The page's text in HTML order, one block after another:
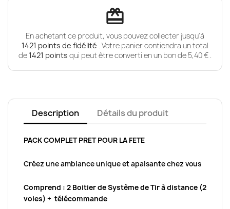
redeem
En achetant ce produit, vous pouvez collecter jusqu'à
1421 points de fidélité . Votre panier contiendra un total
de1421 points qui peut être converti en un bon de 5,40 € .
Description Détails du produit
PACK COMPLET PRET POUR LA FETE
Créez une ambiance unique et apaisante chez vous
Comprend : 2 Boitier de Système de Tir à distance (2
voies) + télécommande